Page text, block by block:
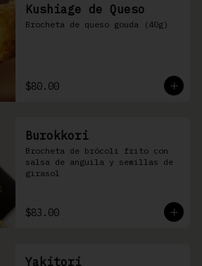
Kushiage de Queso
Brocheta de queso gouda (40g)
$80.00
Burokkori
Brocheta de brócoli frito con
salsa de anguila y semillas de
girasol
$83.00
Yakitori